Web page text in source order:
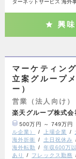
ターネットサービス 海外
興
マーケティン
立案グループ
ー）
営業（法人向け）
楽天グループ株式会
500万円 ～ 749万円
ル企業）
上場企業
海外折衝
土日祝休み
海外転勤
年収600万
あり
フレックス勤務